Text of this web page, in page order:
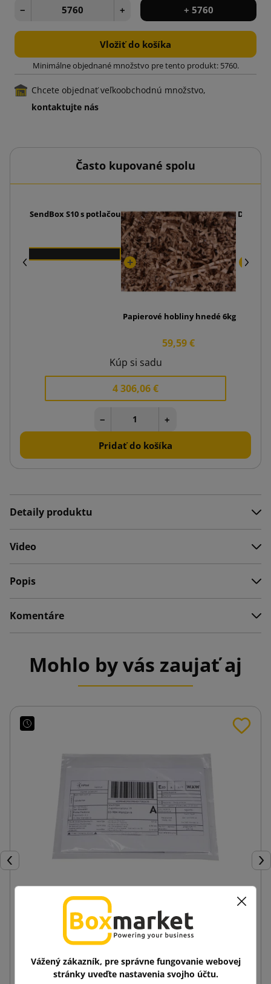
− + + 5760
Vložiť do košíka
Minimálne objednané množstvo pre tento produkt: 5760.
Chcete objednať veľkoobchodnú množstvo,
kontaktujte nás
Často kupované spolu
SendBox S10 s potlačou
Papierové hobliny hnedé 6kg
59,59 €
Kúp si sadu
4 306,06 €
− +
Pridať do košíka
Detaily produktu
Video
Popis
Komentáre
Mohlo by vás zaujať aj
Späť
Kuriérske obálky Kangurki Przylgi C6
0,04 €
Vážený zákazník, pre správne fungovanie webovej
stránky uveďte nastavenia svojho účtu.